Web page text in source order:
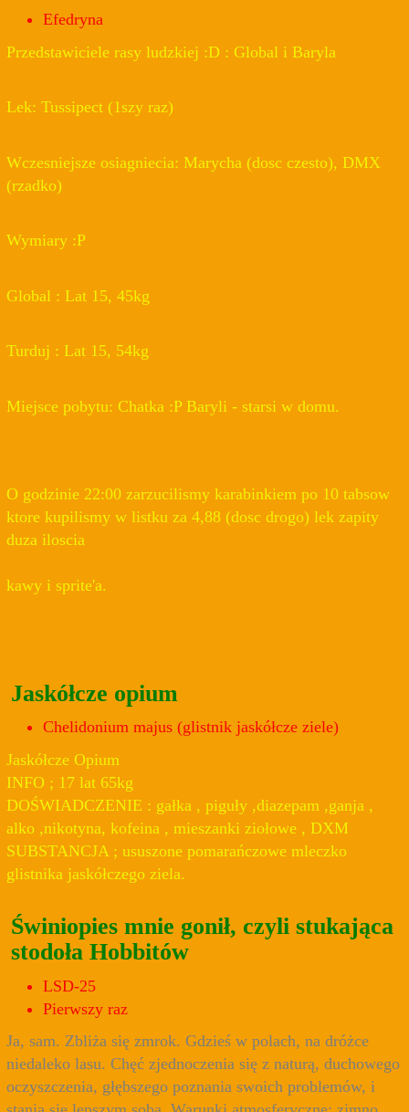
Efedryna
Przedstawiciele rasy ludzkiej :D : Global i Baryla
Lek: Tussipect (1szy raz)
Wczesniejsze osiagniecia: Marycha (dosc czesto), DMX
(rzadko)
Wymiary :P
Global : Lat 15, 45kg
Turduj : Lat 15, 54kg
Miejsce pobytu: Chatka :P Baryli - starsi w domu.
O godzinie 22:00 zarzucilismy karabinkiem po 10 tabsow
ktore kupilismy w listku za 4,88 (dosc drogo) lek zapity
duza iloscia
kawy i sprite'a.
Jaskółcze opium
Chelidonium majus (glistnik jaskółcze ziele)
Jaskółcze Opium
INFO ; 17 lat 65kg
DOŚWIADCZENIE : gałka , piguły ,diazepam ,ganja ,
alko ,nikotyna, kofeina , mieszanki ziołowe , DXM
SUBSTANCJA ; ususzone pomarańczowe mleczko
glistnika jaskółczego ziela.
Świniopies mnie gonił, czyli stukająca
stodoła Hobbitów
LSD-25
Pierwszy raz
Ja, sam. Zbliża się zmrok. Gdzieś w polach, na dróżce
niedaleko lasu. Chęć zjednoczenia się z naturą, duchowego
oczyszczenia, głębszego poznania swoich problemów, i